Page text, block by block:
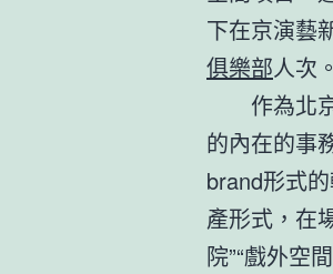
下在京演藝
俱樂部人次。
作為北
的內在的事
brand形式
產形式，在
院”“戲外空